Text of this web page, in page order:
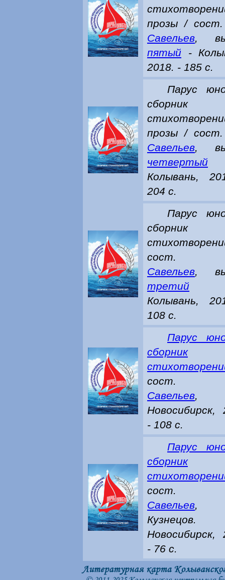
прозы /
Савельев,
пятый -
2018. - 185 с.
Парус
сборник
прозы /
Савельев,
четвертый
Колывань,
204 с.
Парус
сборник
Савельев,
третий
Колывань,
108 с.
Парус
сборник
Савельев,
Новосибирск,
- 108 с.
Парус
сборник
Савельев,
Новосибирск,
- 76 с.